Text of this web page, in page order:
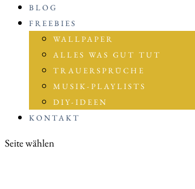
BLOG
FREEBIES
WALLPAPER
ALLES WAS GUT TUT
TRAUERSPRÜCHE
MUSIK-PLAYLISTS
DIY-IDEEN
KONTAKT
Seite wählen